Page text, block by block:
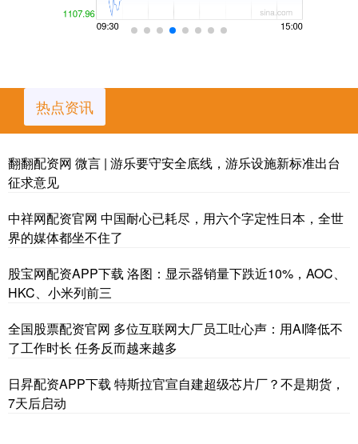
热点资讯
翻翻配资网 微言 | 游乐要守安全底线，游乐设施新标准出台
征求意见
中祥网配资官网 中国耐心已耗尽，用六个字定性日本，全世
界的媒体都坐不住了
股宝网配资APP下载 洛图：显示器销量下跌近10%，AOC、
HKC、小米列前三
全国股票配资官网 多位互联网大厂员工吐心声：用AI降低不
了工作时长 任务反而越来越多
日昇配资APP下载 特斯拉官宣自建超级芯片厂？不是期货，
7天后启动